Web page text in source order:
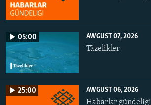
05:00 AWGUST 07, 2026
Täzelikler
25:00 AWGUST 06, 2026
Habarlar gündeligi